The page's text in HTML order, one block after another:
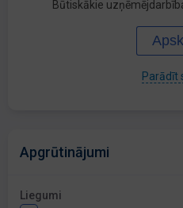
Būtiskākie
Parādīt
Apgrūtinājumi
Liegumi